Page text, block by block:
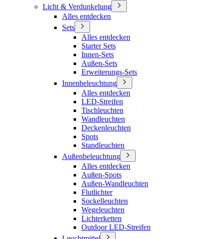
Licht & Verdunkelung
Alles entdecken
Sets
Alles entdecken
Starter Sets
Innen-Sets
Außen-Sets
Erweiterungs-Sets
Innenbeleuchtung
Alles entdecken
LED-Streifen
Tischleuchten
Wandleuchten
Deckenleuchten
Spots
Standleuchten
Außenbeleuchtung
Alles entdecken
Außen-Spots
Außen-Wandleuchten
Flutlichter
Sockelleuchten
Wegeleuchten
Lichterketten
Outdoor LED-Streifen